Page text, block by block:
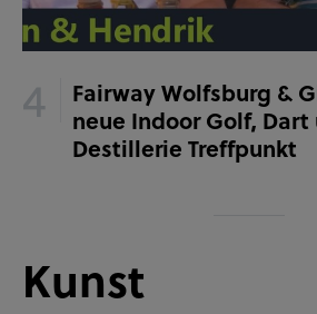
Fairway Wolfsburg &
neue Indoor Golf, Dart
Destillerie Treffpunkt
Kunst